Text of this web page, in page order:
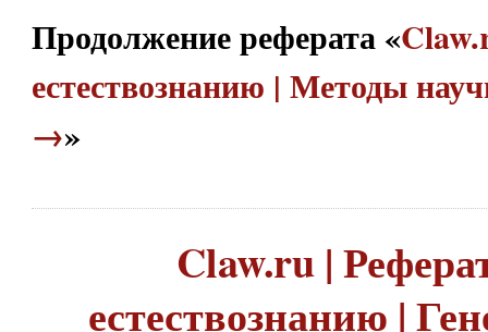
Продолжение реферата «
естествознанию | Методы
→»
Claw.ru |
естествознанию |